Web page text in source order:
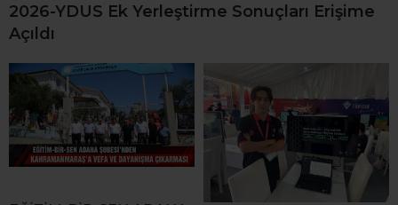
2026-YDUS Ek Yerleştirme Sonuçları Erişime
Açıldı